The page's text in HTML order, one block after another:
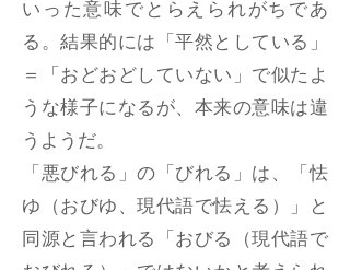
いった意味でとらえられがちであ
る。結果的には「平然としている」
＝「おどおどしていない」で似たよ
うな様子になるが、本来の意味は違
うようだ。
「悪びれる」の「びれる」は、「怯
ゆ（おびゆ、現代語で怯える）」と
同源と言われる「おびる（現代語で